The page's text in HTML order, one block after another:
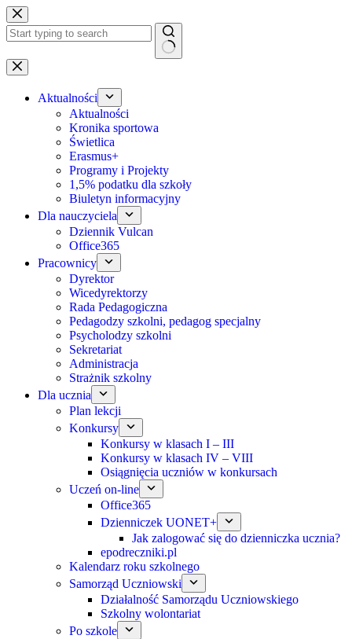
Przejdź
do
treści
Brak
wyników
Aktualności
Aktualności
Kronika sportowa
Świetlica
Erasmus+
Programy i Projekty
1,5% podatku dla szkoły
Biuletyn informacyjny
Dla nauczyciela
Dziennik Vulcan
Office365
Pracownicy
Dyrektor
Wicedyrektorzy
Rada Pedagogiczna
Pedagodzy szkolni, pedagog specjalny
Psycholodzy szkolni
Sekretariat
Administracja
Strażnik szkolny
Dla ucznia
Plan lekcji
Konkursy
Konkursy w klasach I – III
Konkursy w klasach IV – VIII
Osiągnięcia uczniów w konkursach
Uczeń on-line
Office365
Dzienniczek UONET+
Jak zalogować się do dzienniczka ucznia?
epodreczniki.pl
Kalendarz roku szkolnego
Samorząd Uczniowski
Działalność Samorządu Uczniowskiego
Szkolny wolontariat
Po szkole